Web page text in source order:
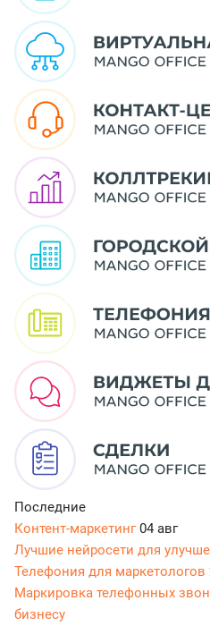
Последние
Контент-маркетинг04 авг
Лучшие нейросети для
Телефония для маркетологов
Маркировка телефонных
бизнесу